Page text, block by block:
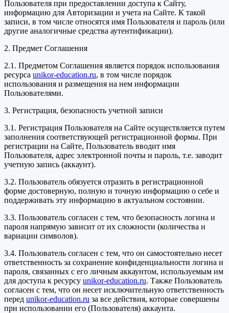
Пользователя при предоставлении доступа к Сайту,
информацию для Авторизации и учета на Сайте. К такой
записи, в том числе относятся имя Пользователя и пароль (или
другие аналогичные средства аутентификации).
2. Предмет Соглашения
2.1. Предметом Соглашения является порядок использования
ресурса unikor-education.ru, в том числе порядок
использования и размещения на нем информации
Пользователями.
3. Регистрация, безопасность учетной записи
3.1. Регистрация Пользователя на Сайте осуществляется путем
заполнения соответствующей регистрационной формы. При
регистрации на Сайте, Пользователь вводит имя
Пользователя, адрес электронной почты и пароль, т.е. заводит
учетную запись (аккаунт).
3.2. Пользователь обязуется отразить в регистрационной
форме достоверную, полную и точную информацию о себе и
поддерживать эту информацию в актуальном состоянии.
3.3. Пользователь согласен с тем, что безопасность логина и
пароля напрямую зависит от их сложности (количества и
вариации символов).
3.4. Пользователь согласен с тем, что он самостоятельно несет
ответственность за сохранение конфиденциальности логина и
пароля, связанных с его личным аккаунтом, используемым им
для доступа к ресурсу unikor-education.ru. Также Пользователь
согласен с тем, что он несет исключительную ответственность
перед unikor-education.ru за все действия, которые совершены
при использовании его (Пользователя) аккаунта.